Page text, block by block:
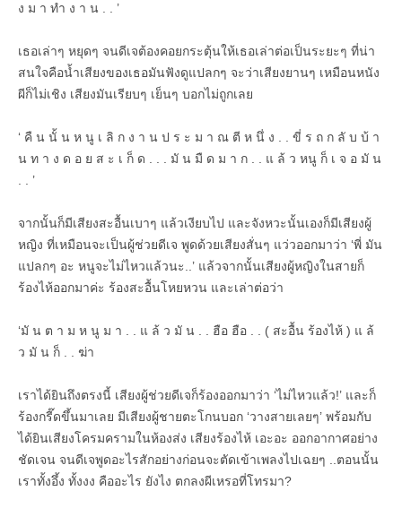
ง ม า ทำ ง า น . . ’
เธอเล่าๆ หยุดๆ จนดีเจต้องคอยกระตุ้นให้เธอเล่าต่อเป็นระยะๆ ที่น่า
สนใจคือน้ำเสียงของเธอมันฟังดูแปลกๆ จะว่าเสียงยานๆ เหมือนหนัง
ผีก็ไม่เชิง เสียงมันเรียบๆ เย็นๆ บอกไม่ถูกเลย
‘ คื น นั้ น ห นู เ ลิ ก ง า น ป ร ะ ม า ณ ตี ห นึ่ ง . . ขี่ ร ถ ก ลั บ บ้ า
น ท า ง ด อ ย ส ะ เ ก็ ด . . . มั น มื ด ม า ก . . แ ล้ ว หนู ก็ เ จ อ มั น
. . ’
จากนั้นก็มีเสียงสะอื้นเบาๆ แล้วเงียบไป และจังหวะนั้นเองก็มีเสียงผู้
หญิง ที่เหมือนจะเป็นผู้ช่วยดีเจ พูดด้วยเสียงสั่นๆ แว่วออกมาว่า ‘พี่ มัน
แปลกๆ อะ หนูจะไม่ไหวแล้วนะ..’ แล้วจากนั้นเสียงผู้หญิงในสายก็
ร้องไห้ออกมาค่ะ ร้องสะอื้นโหยหวน และเล่าต่อว่า
‘มั น ต า ม ห นู ม า . . แ ล้ ว มั น . . ฮือ ฮือ . . ( สะอื้น ร้องไห้ ) แ ล้
ว มั น ก็ . . ฆ่า
เราได้ยินถึงตรงนี้ เสียงผู้ช่วยดีเจก็ร้องออกมาว่า ‘ไม่ไหวแล้ว!’ และก็
ร้องกรี๊ดขึ้นมาเลย มีเสียงผู้ชายตะโกนบอก ‘วางสายเลยๆ’ พร้อมกับ
ได้ยินเสียงโครมครามในห้องส่ง เสียงร้องไห้ เอะอะ ออกอากาศอย่าง
ชัดเจน จนดีเจพูดอะไรสักอย่างก่อนจะตัดเข้าเพลงไปเฉยๆ ..ตอนนั้น
เราทั้งอึ้ง ทั้งงง คืออะไร ยังไง ตกลงผีเหรอที่โทรมา?